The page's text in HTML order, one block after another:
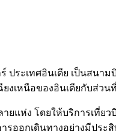
ประเทศอินเดีย เป็นสนา
งเหนือของอินเดียกับส่วน
ยแห่ง โดยให้บริการเที่ย
รออกเดินทางอย่างมีประ